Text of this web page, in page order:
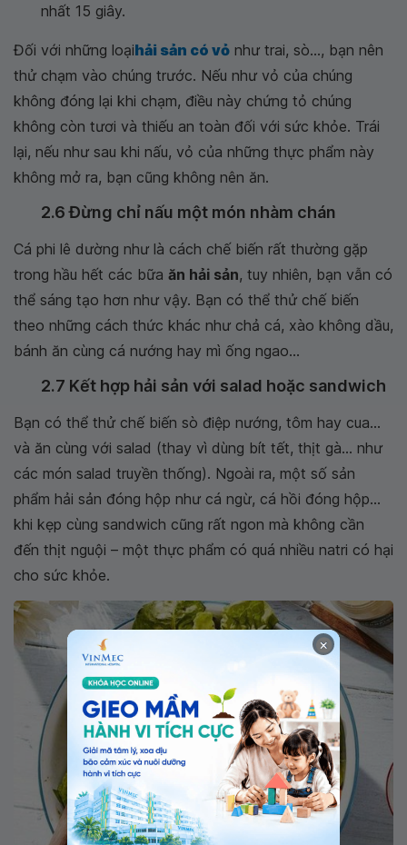
nhất 15 giây.
Đối với những loạihải sản có vỏ như trai, sò..., bạn nên
thử chạm vào chúng trước. Nếu như vỏ của chúng
không đóng lại khi chạm, điều này chứng tỏ chúng
không còn tươi và thiếu an toàn đối với sức khỏe. Trái
lại, nếu như sau khi nấu, vỏ của những thực phẩm này
không mở ra, bạn cũng không nên ăn.
2.6 Đừng chỉ nấu một món nhàm chán
Cá phi lê dường như là cách chế biến rất thường gặp
trong hầu hết các bữa ăn hải sản, tuy nhiên, bạn vẫn có
thể sáng tạo hơn như vậy. Bạn có thể thử chế biến
theo những cách thức khác như chả cá, xào không dầu,
bánh ăn cùng cá nướng hay mì ống ngao...
2.7 Kết hợp hải sản với salad hoặc sandwich
Bạn có thể thử chế biến sò điệp nướng, tôm hay cua...
và ăn cùng với salad (thay vì dùng bít tết, thịt gà... như
các món salad truyền thống). Ngoài ra, một số sản
phẩm hải sản đóng hộp như cá ngừ, cá hồi đóng hộp...
khi kẹp cùng sandwich cũng rất ngon mà không cần
đến thịt nguội – một thực phẩm có quá nhiều natri có hại
cho sức khỏe.
×